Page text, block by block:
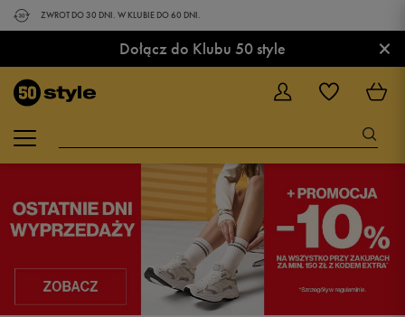
ZWROT DO 30 DNI. W KLUBIE DO 60 DNI.
Dołącz do Klubu 50 style ×